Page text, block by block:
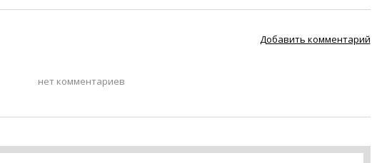
Добавить комментарий
нет комментариев